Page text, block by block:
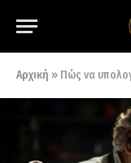
Αρχική » Πώς να